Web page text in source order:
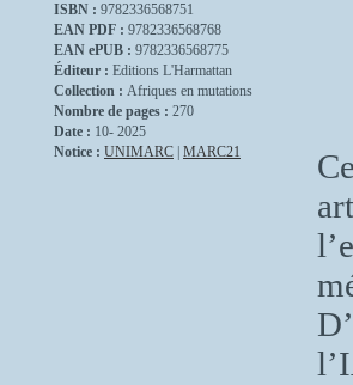
ISBN : 9782336568751
EAN PDF : 9782336568768
EAN ePUB : 9782336568775
Éditeur : Editions L'Harmattan
Collection : Afriques en mutations
Nombre de pages : 270
Date : 10- 2025
Notice : UNIMARC MARC21